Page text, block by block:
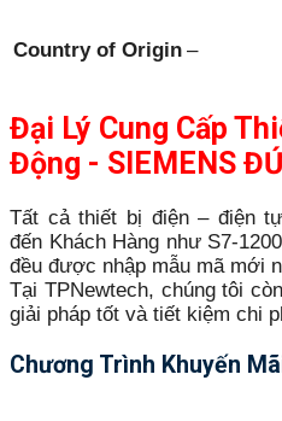
Country of Origin –
Đại Lý Cung Cấp
Động - SIEMENS
Tất cả thiết bị điện – điện
đến Khách Hàng như S7-
đều được nhập mẫu mã mới
Tại TPNewtech, chúng tôi
giải pháp tốt và tiết kiệm chi
Chương Trình Khuyến